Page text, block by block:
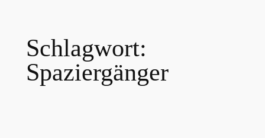
Schlagwort:
Spaziergänger